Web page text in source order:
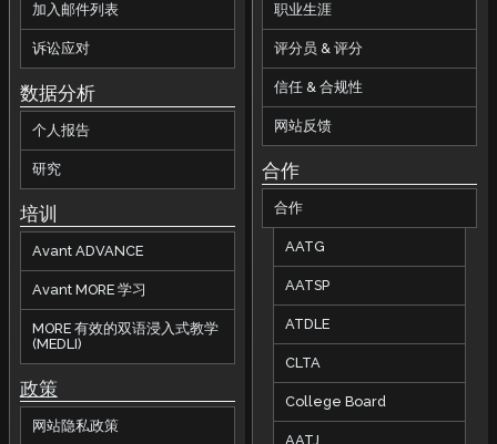
加入邮件列表
诉讼应对
数据分析
个人报告
研究
培训
Avant ADVANCE
Avant MORE 学习
MORE 有效的双语浸入式教学
(MEDLI)
政策
网站隐私政策
职业生涯
评分员 & 评分
信任 & 合规性
网站反馈
合作
合作
AATG
AATSP
ATDLE
CLTA
College Board
AATJ